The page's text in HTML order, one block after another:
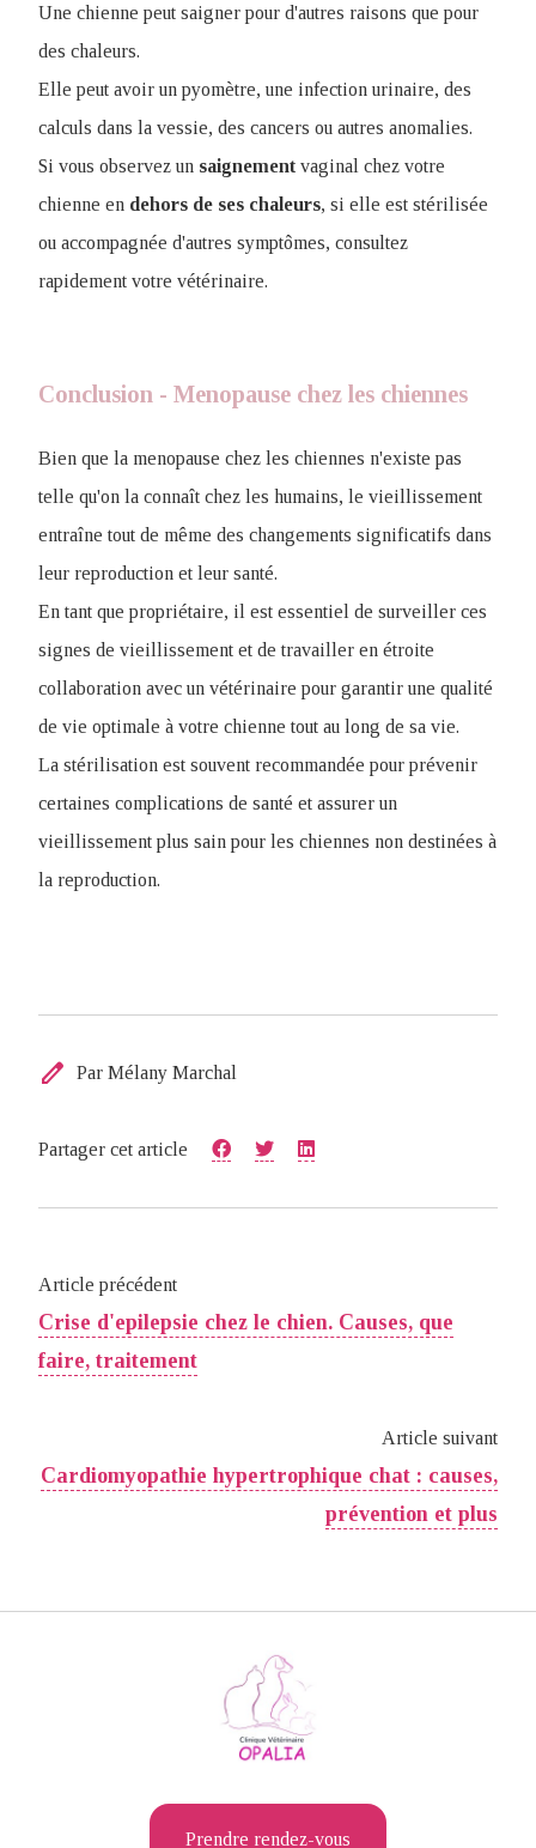
Une chienne peut saigner pour d'autres raisons que pour
des chaleurs.
Elle peut avoir un pyomètre, une infection urinaire, des
calculs dans la vessie, des cancers ou autres anomalies.
Si vous observez un saignement vaginal chez votre
chienne en dehors de ses chaleurs, si elle est stérilisée
ou accompagnée d'autres symptômes, consultez
rapidement votre vétérinaire.
Conclusion - Menopause chez les chiennes
Bien que la menopause chez les chiennes n'existe pas
telle qu'on la connaît chez les humains, le vieillissement
entraîne tout de même des changements significatifs dans
leur reproduction et leur santé.
En tant que propriétaire, il est essentiel de surveiller ces
signes de vieillissement et de travailler en étroite
collaboration avec un vétérinaire pour garantir une qualité
de vie optimale à votre chienne tout au long de sa vie.
La stérilisation est souvent recommandée pour prévenir
certaines complications de santé et assurer un
vieillissement plus sain pour les chiennes non destinées à
la reproduction.
edit Par Mélany Marchal
Partager cet article
Article précédent
Crise d'epilepsie chez le chien. Causes, que
faire, traitement
Article suivant
Cardiomyopathie hypertrophique chat : causes,
prévention et plus
Prendre rendez-vous